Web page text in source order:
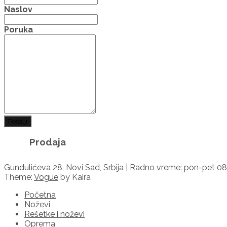
Naslov
Poruka
Pošalji
Prodaja
Gundulićeva 28, Novi Sad, Srbija | Radno vreme: pon-pet
Theme: Vogue by Kaira
Početna
Noževi
Rešetke i noževi
Oprema